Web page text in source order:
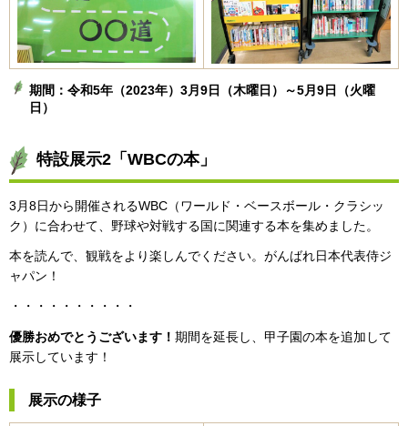
期間：令和5年（2023年）3月9日（木曜日）～5月9日（火曜
日）
特設展示2「WBCの本」
3月8日から開催されるWBC（ワールド・ベースボール・クラシッ
ク）に合わせて、野球や対戦する国に関連する本を集めました。
本を読んで、観戦をより楽しんでください。がんばれ日本代表侍ジ
ャパン！
・・・・・・・・・・
優勝おめでとうございます！ 期間を延長し、甲子園の本を追加して
展示しています！
展示の様子